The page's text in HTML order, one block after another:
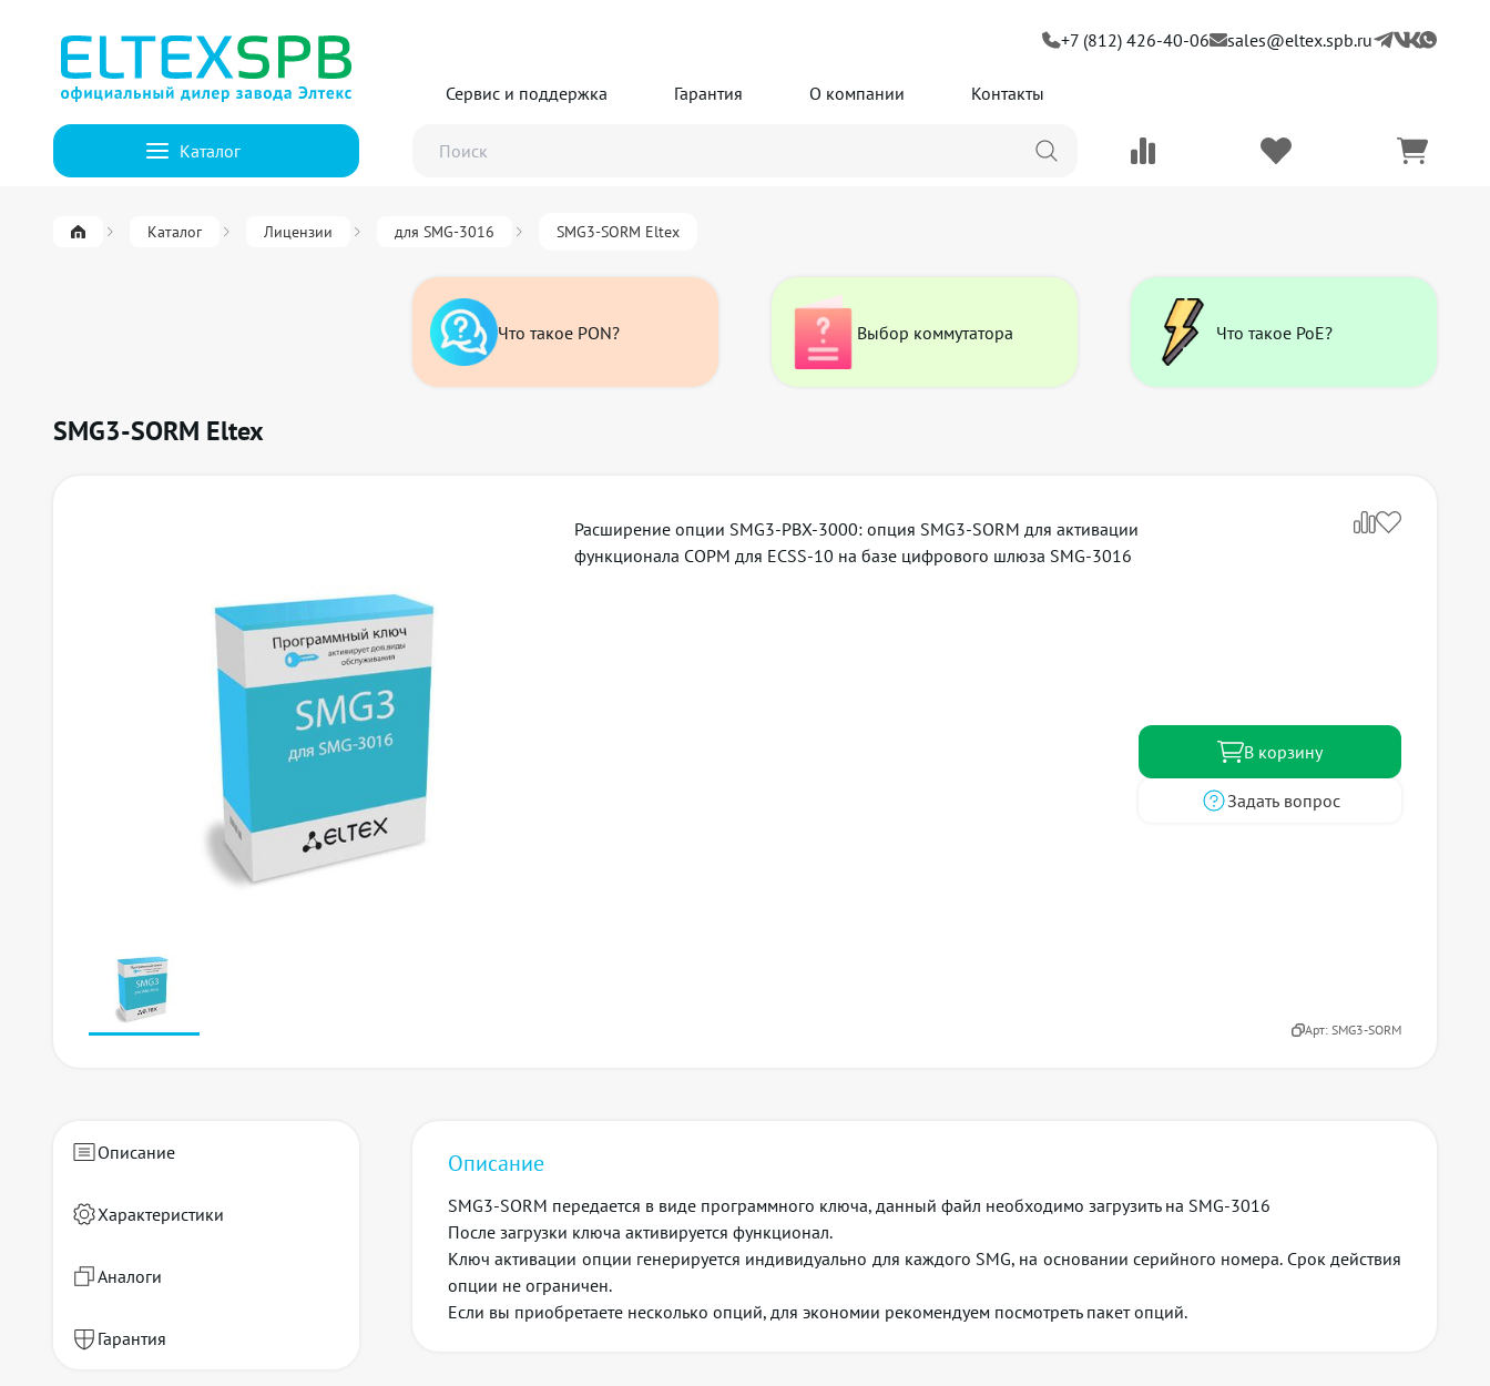
+7 (812) 426-40-06 sales@eltex.spb.ru
Сервис и поддержка Гарантия О компании Контакты
Каталог
Каталог Лицензии для SMG-3016 SMG3-SORM Eltex
Что такое PON? Выбор коммутатора Что такое PoE?
SMG3-SORM Eltex
Расширение опции SMG3-PBX-3000: опция SMG3-SORM для активации
функционала СОРМ для ECSS-10 на базе цифрового шлюза SMG-3016
В корзину
Задать вопрос
Арт: SMG3-SORM
Описание
Характеристики
Аналоги
Гарантия
Описание
SMG3-SORM передается в виде программного ключа, данный файл необходимо загрузить на SMG-3016
После загрузки ключа активируется функционал.
Ключ активации опции генерируется индивидуально для каждого SMG, на основании серийного номера. Срок действия
опции не ограничен.
Если вы приобретаете несколько опций, для экономии рекомендуем посмотреть пакет опций.